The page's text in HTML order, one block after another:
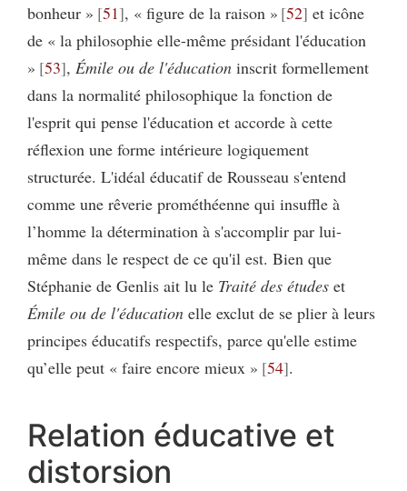
bonheur » 51 , « figure de la raison » 52 et icône
de « la philosophie elle-même présidant l'éducation
» 53 , Émile ou de l'éducationinscrit formellement
dans la normalité philosophique la fonction de
l'esprit qui pense l'éducation et accorde à cette
réflexion une forme intérieure logiquement
structurée. L'idéal éducatif de Rousseau s'entend
comme une rêverie prométhéenne qui insuffle à
l’homme la détermination à s'accomplir par lui-
même dans le respect de ce qu'il est. Bien que
Stéphanie de Genlis ait lu le Traité des études et
Émile ou de l'éducation elle exclut de se plier à leurs
principes éducatifs respectifs, parce qu'elle estime
qu’elle peut « faire encore mieux » 54 .
Relation éducative et
distorsion